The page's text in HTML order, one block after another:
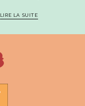
LIRE LA SUITE